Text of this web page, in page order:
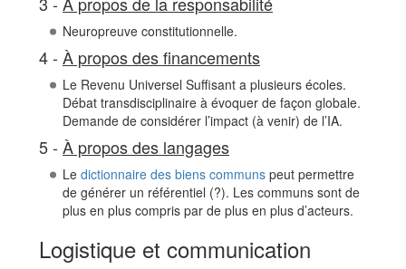
Neuropreuve constitutionnelle.
4 - À propos des financements
Le Revenu Universel Suffisant a plusieurs écoles.
Débat transdisciplinaire à évoquer de façon globale.
Demande de considérer l’impact (à venir) de l’IA.
5 - À propos des langages
Le dictionnaire des biens communspeut permettre
de générer un référentiel (?). Les communs sont de
plus en plus compris par de plus en plus d’acteurs.
Logistique et communication